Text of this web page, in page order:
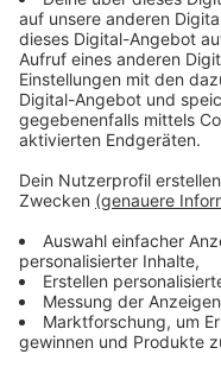
Brücke der A3
Zugverkehr geht
und Lastwagen
Spuren an der
Auto das Kreuz
Spurverengung kann
längeren Staus und
will die Sperrung der
um in Duisburg und
modernisieren.
Anzeige